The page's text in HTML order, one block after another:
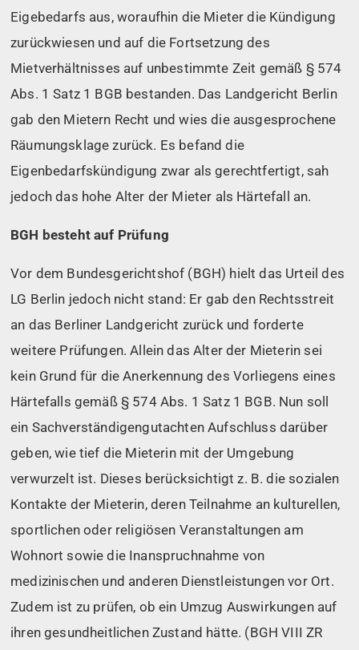
Eigebedarfs aus, woraufhin die Mieter die Kündigung
zurückwiesen und auf die Fortsetzung des
Mietverhältnisses auf unbestimmte Zeit gemäß § 574
Abs. 1 Satz 1 BGB bestanden. Das Landgericht Berlin
gab den Mietern Recht und wies die ausgesprochene
Räumungsklage zurück. Es befand die
Eigenbedarfskündigung zwar als gerechtfertigt, sah
jedoch das hohe Alter der Mieter als Härtefall an.
BGH besteht auf Prüfung
Vor dem Bundesgerichtshof (BGH) hielt das Urteil des
LG Berlin jedoch nicht stand: Er gab den Rechtsstreit
an das Berliner Landgericht zurück und forderte
weitere Prüfungen. Allein das Alter der Mieterin sei
kein Grund für die Anerkennung des Vorliegens eines
Härtefalls gemäß § 574 Abs. 1 Satz 1 BGB. Nun soll
ein Sachverständigengutachten Aufschluss darüber
geben, wie tief die Mieterin mit der Umgebung
verwurzelt ist. Dieses berücksichtigt z. B. die sozialen
Kontakte der Mieterin, deren Teilnahme an kulturellen,
sportlichen oder religiösen Veranstaltungen am
Wohnort sowie die Inanspruchnahme von
medizinischen und anderen Dienstleistungen vor Ort.
Zudem ist zu prüfen, ob ein Umzug Auswirkungen auf
ihren gesundheitlichen Zustand hätte. (BGH VIII ZR